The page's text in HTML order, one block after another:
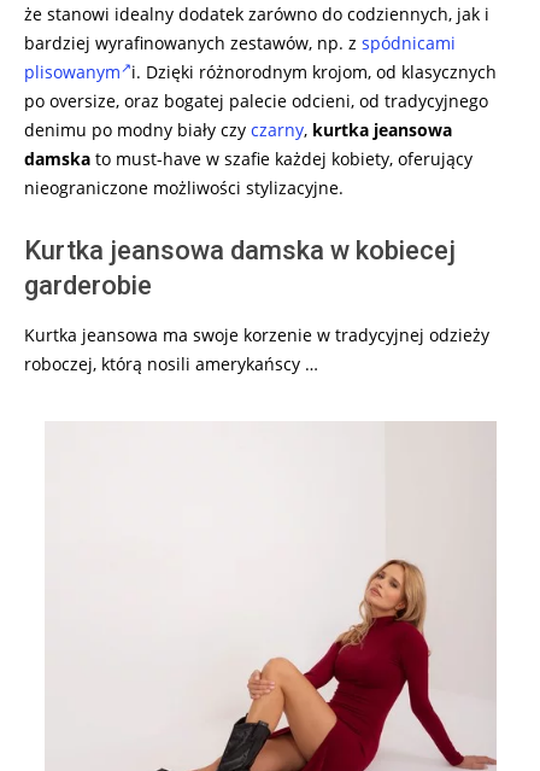
że stanowi idealny dodatek zarówno do codziennych, jak i
bardziej wyrafinowanych zestawów, np. z spódnicami
plisowanym i. Dzięki różnorodnym krojom, od klasycznych
po oversize, oraz bogatej palecie odcieni, od tradycyjnego
denimu po modny biały czy czarny, kurtka jeansowa
damska to must-have w szafie każdej kobiety, oferujący
nieograniczone możliwości stylizacyjne.
Kurtka jeansowa damska w kobiecej
garderobie
Kurtka jeansowa ma swoje korzenie w tradycyjnej odzieży
roboczej, którą nosili amerykańscy …